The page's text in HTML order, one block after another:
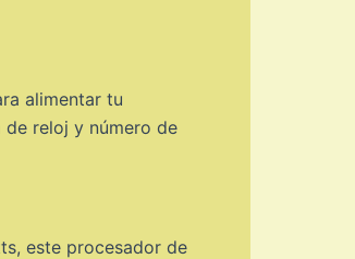
alimentar tu
de reloj y número de
este procesador de